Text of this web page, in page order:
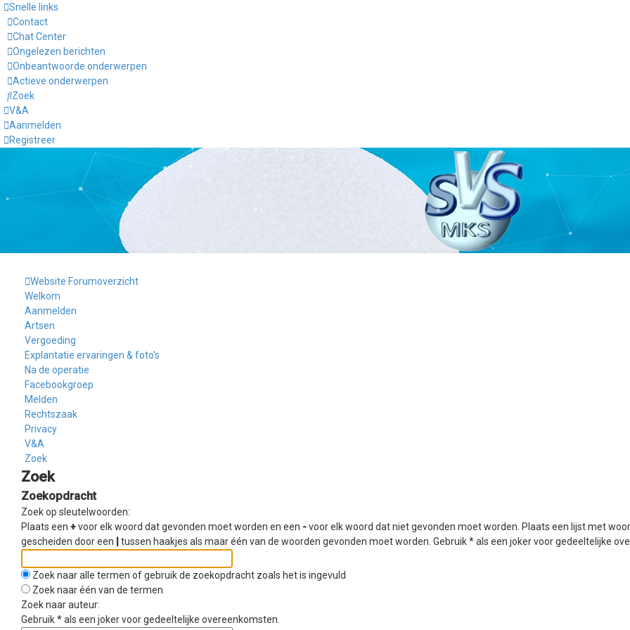
Snelle links
Contact
Chat Center
Ongelezen berichten
Onbeantwoorde onderwerpen
Actieve onderwerpen
Zoek
V&A
Aanmelden
Registreer
Website Forumoverzicht
Welkom
Aanmelden
Artsen
Vergoeding
Explantatie ervaringen & foto's
Na de operatie
Facebookgroep
Melden
Rechtszaak
Privacy
V&A
Zoek
Zoek
Zoekopdracht
Zoek op sleutelwoorden:
Plaats een +voor elk woord dat gevonden moet worden en een -voor elk woord dat niet gevonden moet worden. Plaats een lijst met
gescheiden door een
tussen haakjes als maar één van de woorden gevonden moet worden. Gebruik * als een joker voor gedeeltelijke
Zoek naar alle termen of gebruik de zoekopdracht zoals het is ingevuld
Zoek naar één van de termen
Zoek naar auteur:
Gebruik * als een joker voor gedeeltelijke overeenkomsten.